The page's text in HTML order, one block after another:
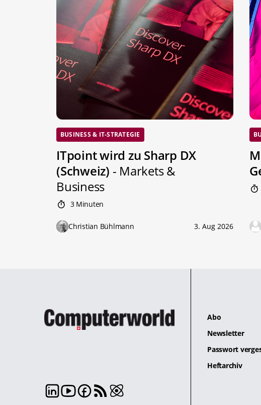
BUSINESS & IT-STRATEGIE
ITpoint wird zu Sharp DX
(Schweiz) - Markets &
Business
3 Minuten
Christian Bühlmann 3. Aug 2026
Abo
Newsletter
Passwort
Heftarchiv